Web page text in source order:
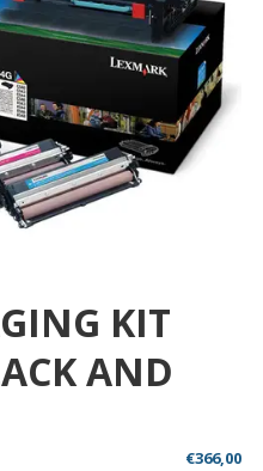
KIT
AND
€366,00